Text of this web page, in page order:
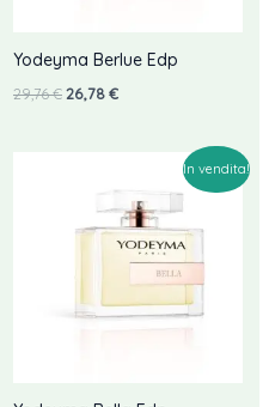
Yodeyma Berlue Edp
29,76€Il
26,78€Il
In vendita!